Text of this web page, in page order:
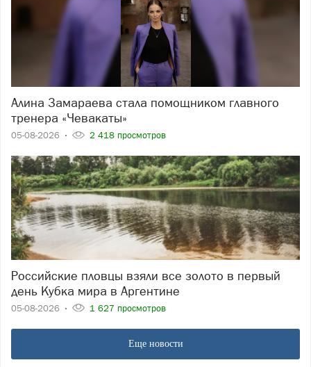
Алина Замараева стала помощником главного
тренера «Чевакаты»
05-08-2026 2 418 просмотров
Российские пловцы взяли все золото в первый
день Кубка мира в Аргентине
05-08-2026 1 627 просмотров
Еще новости